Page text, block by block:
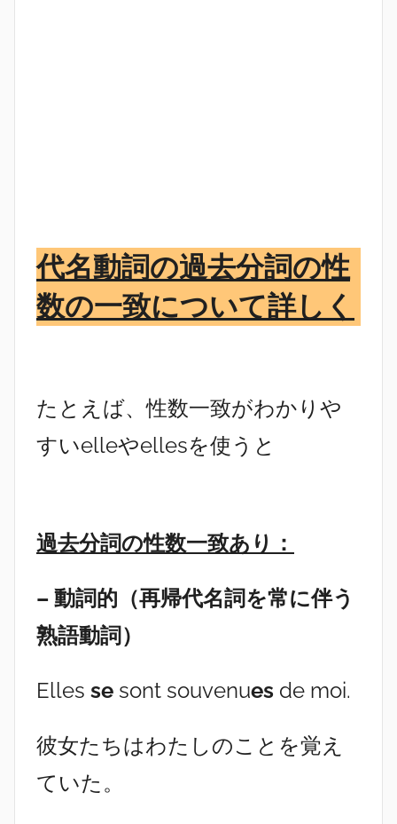
代名動詞の過去分詞の性
数の一致について詳しく
たとえば、性数一致がわかりや
すいelleやellesを使うと
過去分詞の性数一致あり：
– 動詞的（再帰代名詞を常に伴う
熟語動詞）
Elles se sont souvenues de moi.
彼女たちはわたしのことを覚え
ていた。